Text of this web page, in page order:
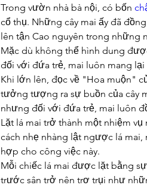
Trong vườn nhà bà nội, có bốn
cổ thụ. Những cây mai ấy đã
lên tận Cao nguyên trong những
Mặc dù không thể hình dung
đối với đứa trẻ, mai luôn mang lại
Khi lớn lên, đọc về "Hoa muộn"
tưởng tượng ra sự buồn của cây
nhưng đối với đứa trẻ, mai luôn
Lặt lá mai trở thành một nhiệm
cách nhẹ nhàng lật ngược lá
hợp cho công việc này.
Mỗi chiếc lá mai được lặt bằng
trước sân trở nên trơ trụi như